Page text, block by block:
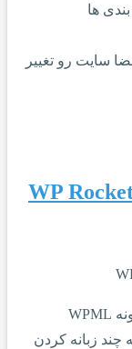
ها
سایت رو تغییر